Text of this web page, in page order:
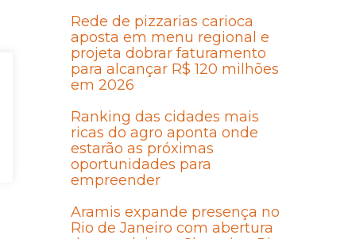
Rede de pizzarias carioca
aposta em menu regional e
projeta dobrar faturamento
para alcançar R$ 120 milhões
em 2026
Ranking das cidades mais
ricas do agro aponta onde
estarão as próximas
oportunidades para
empreender
Aramis expande presença no
Rio de Janeiro com abertura